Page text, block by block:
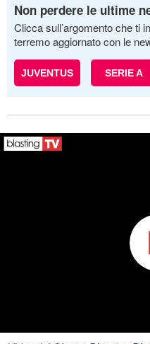
Non perdere le ultime
Clicca sull’argomento che ti
terremo aggiornato con le
JUVENTUS SERIE A